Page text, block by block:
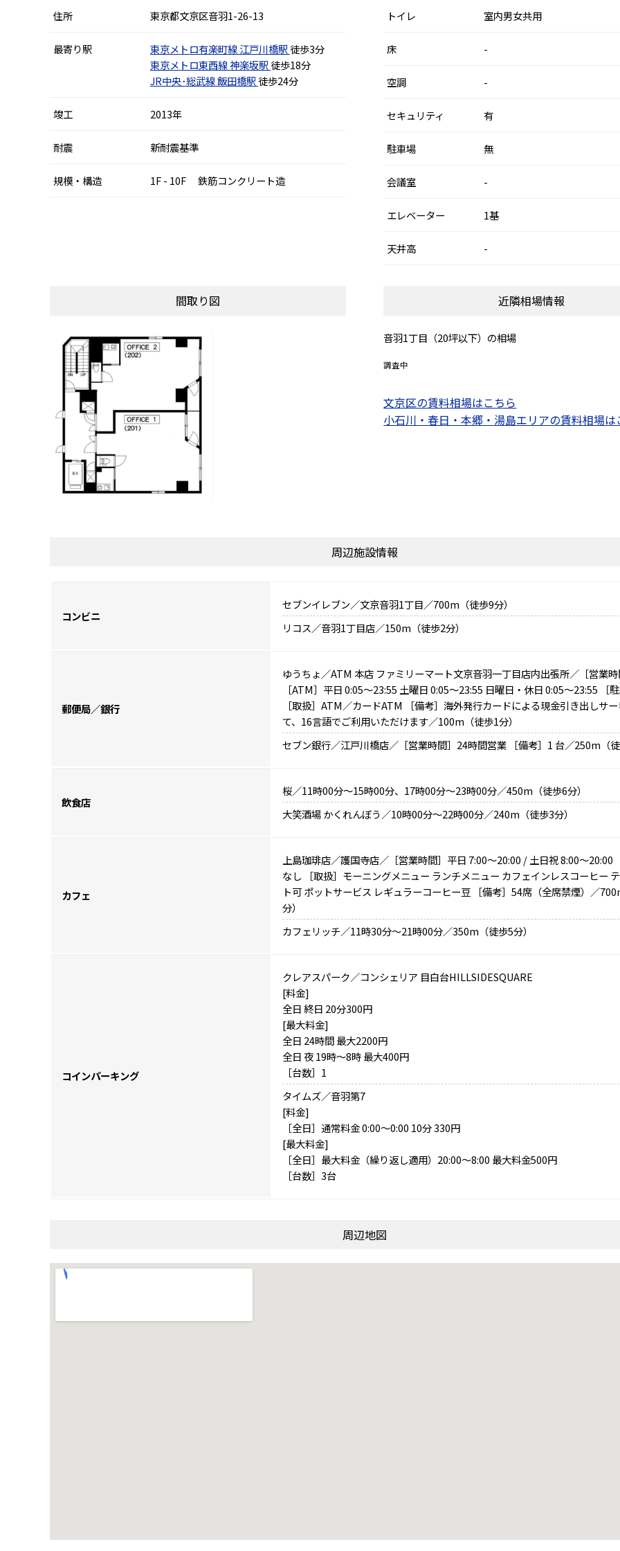
住所 東京都文京区音羽1-26-13
最寄り駅 東京メトロ有楽町線江戸川橋駅 徒歩3分
東京メトロ東西線神楽坂駅 徒歩18分
JR中央･総武線飯田橋駅 徒歩24分
竣工 2013年
耐震 新耐震基準
規模・構造 1F - 10F 鉄筋コンクリート造
トイレ 室内男女共用
床 -
空調 -
セキュリティ 有
駐車場 無
会議室 -
エレベーター 1基
天井高 -
間取り図 近隣相場情報
音羽1丁目（20坪以下）の相場
調査中
文京区の賃料相場はこちら
小石川・春日・本郷・湯島エリアの賃料相場は
周辺施設情報
コンビニ
セブンイレブン／文京音羽1丁目／700m（徒歩9分）
リコス／音羽1丁目店／150m（徒歩2分）
郵便局／銀行
ゆうちょ／ATM 本店 ファミリーマート文京音羽一丁目店内出張所／［営業
［ATM］平日 0:05～23:55 土曜日 0:05～23:55 日曜日・休日 0:05～23:55 ［
［取扱］ATM／カードATM ［備考］海外発行カードによる現金引き出しサ
て、16言語でご利用いただけます／100m（徒歩1分）
セブン銀行／江戸川橋店／［営業時間］24時間営業 ［備考］1 台／250m（
飲食店
桜／11時00分～15時00分、17時00分～23時00分／450m（徒歩6分）
大笑酒場 かくれんぼう／10時00分～22時00分／240m（徒歩3分）
カフェ
上島珈琲店／護国寺店／［営業時間］平日 7:00～20:00 / 土日祝 8:00～20:00
なし ［取扱］モーニングメニュー ランチメニュー カフェインレスコーヒー
ト可 ポットサービス レギュラーコーヒー豆 ［備考］54席（全席禁煙）／
分）
カフェリッチ／11時30分～21時00分／350m（徒歩5分）
コインパーキング
クレアスパーク／コンシェリア 目白台HILLSIDESQUARE
[料金]
全日 終日 20分300円
[最大料金]
全日 24時間 最大2200円
全日 夜 19時～8時 最大400円
［台数］1
タイムズ／音羽第7
[料金]
［全日］通常料金 0:00～0:00 10分 330円
[最大料金]
［全日］最大料金（繰り返し適用）20:00～8:00 最大料金500円
［台数］3台
周辺地図